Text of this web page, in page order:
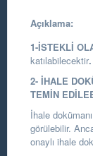
Açıklama:
1-İSTEKLİ
katılabilecektir.
2- İHALE
TEMİN
İhale
görülebilir.
onaylı ihale